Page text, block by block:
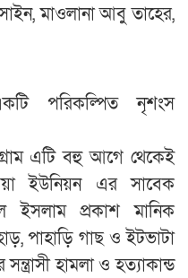
মাওলানা আবু তাহের,
পরিকল্পিত নৃশংস
এটি বহু আগে থেকেই
ইউনিয়ন এর সাবেক
ইসলাম প্রকাশ মানিক
পাহাড়ি গাছ ও ইটভাটা
হামলা ও হত্যাকান্ড